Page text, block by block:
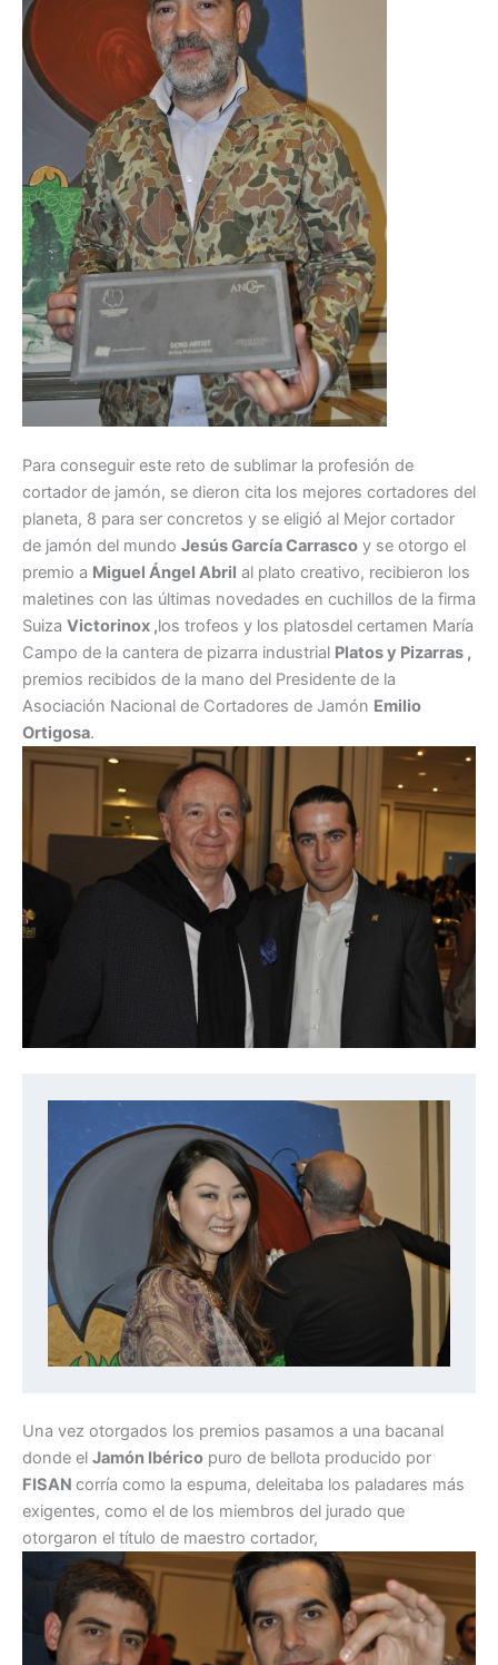
Para conseguir este reto de sublimar la profesión de
cortador de jamón, se dieron cita los mejores cortadores del
planeta, 8 para ser concretos y se eligió al Mejor cortador
de jamón del mundo Jesús García Carrasco y se otorgo el
premio a Miguel Ángel Abril al plato creativo, recibieron los
maletines con las últimas novedades en cuchillos de la firma
Suiza Victorinox ,los trofeos y los platosdel certamen María
Campo de la cantera de pizarra industrial Platos y Pizarras ,
premios recibidos de la mano del Presidente de la
Asociación Nacional de Cortadores de Jamón Emilio
Ortigosa.
Una vez otorgados los premios pasamos a una bacanal
donde el Jamón Ibérico puro de bellota producido por
FISAN corría como la espuma, deleitaba los paladares más
exigentes, como el de los miembros del jurado que
otorgaron el título de maestro cortador,